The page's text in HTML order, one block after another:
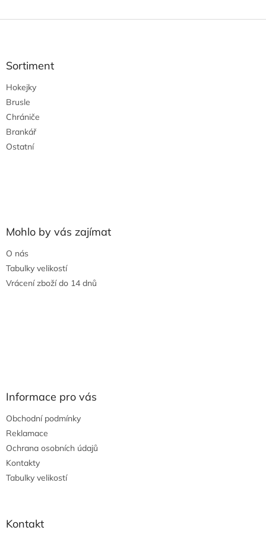
Z
Sortiment
Hokejky
Brusle
Chrániče
Brankář
Ostatní
Mohlo by vás zajímat
O nás
Tabulky velikostí
Vrácení zboží do 14 dnů
Informace pro vás
Obchodní podmínky
Reklamace
Ochrana osobních údajů
Kontakty
Tabulky velikostí
Kontakt